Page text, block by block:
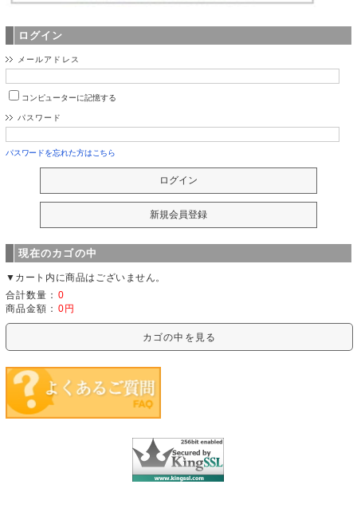
ログイン
メールアドレス
コンピューターに記憶する
パスワード
パスワードを忘れた方はこちら
現在のカゴの中
▼カート内に商品はございません。
合計数量： 0
商品金額： 0円
カゴの中を見る